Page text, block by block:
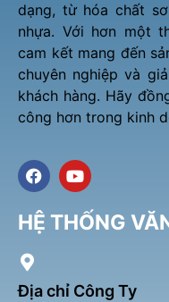
dạng, từ hóa chất
nhựa. Với hơn một
cam kết mang đến
chuyên nghiệp và
khách hàng. Hãy
công hơn trong kinh
F
a
e
b
o
k
Y
o
t
u
HỆ THỐNG
Địa chỉ Công Ty